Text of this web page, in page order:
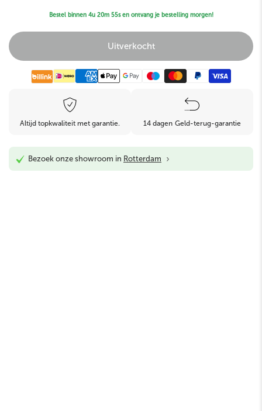
Bestel binnen 4u 20m 54sen ontvang je bestelling morgen!
Uitverkocht
Altijd topkwaliteit met garantie. 14 dagen Geld-terug-garantie
Bezoek onze showroom in Rotterdam ›